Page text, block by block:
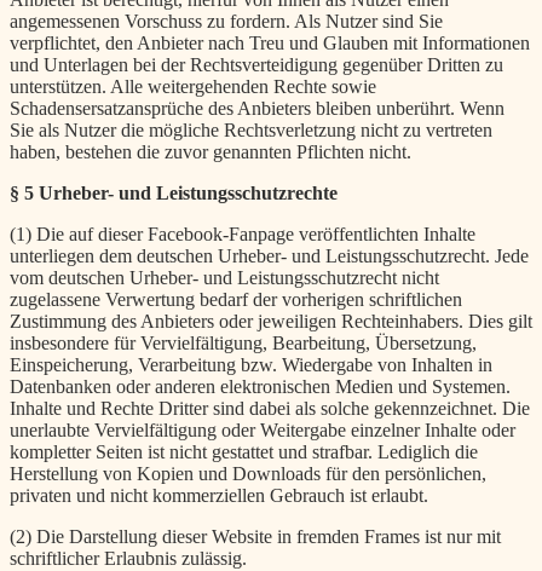
angemessenen Vorschuss zu fordern. Als Nutzer sind Sie
verpflichtet, den Anbieter nach Treu und Glauben mit Informationen
und Unterlagen bei der Rechtsverteidigung gegenüber Dritten zu
unterstützen. Alle weitergehenden Rechte sowie
Schadensersatzansprüche des Anbieters bleiben unberührt. Wenn
Sie als Nutzer die mögliche Rechtsverletzung nicht zu vertreten
haben, bestehen die zuvor genannten Pflichten nicht.
§ 5 Urheber- und Leistungsschutzrechte
(1) Die auf dieser Facebook-Fanpage veröffentlichten Inhalte
unterliegen dem deutschen Urheber- und Leistungsschutzrecht. Jede
vom deutschen Urheber- und Leistungsschutzrecht nicht
zugelassene Verwertung bedarf der vorherigen schriftlichen
Zustimmung des Anbieters oder jeweiligen Rechteinhabers. Dies gilt
insbesondere für Vervielfältigung, Bearbeitung, Übersetzung,
Einspeicherung, Verarbeitung bzw. Wiedergabe von Inhalten in
Datenbanken oder anderen elektronischen Medien und Systemen.
Inhalte und Rechte Dritter sind dabei als solche gekennzeichnet. Die
unerlaubte Vervielfältigung oder Weitergabe einzelner Inhalte oder
kompletter Seiten ist nicht gestattet und strafbar. Lediglich die
Herstellung von Kopien und Downloads für den persönlichen,
privaten und nicht kommerziellen Gebrauch ist erlaubt.
(2) Die Darstellung dieser Website in fremden Frames ist nur mit
schriftlicher Erlaubnis zulässig.